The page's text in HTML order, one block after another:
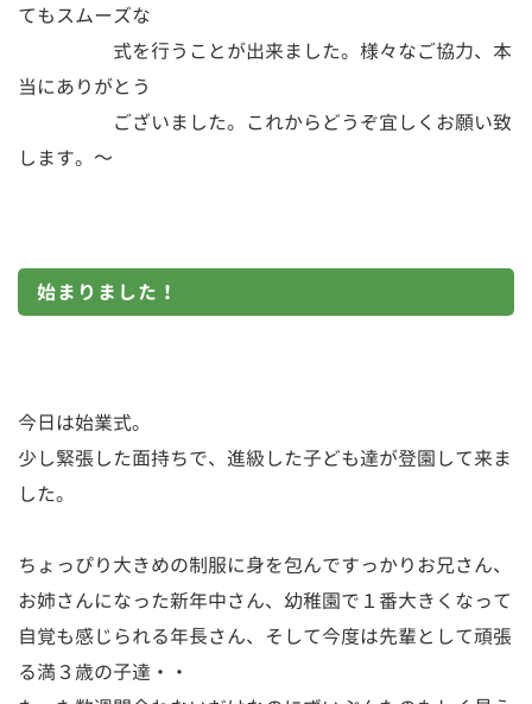
てもスムーズな
式を行うことが出来ました。様々なご協力、本
当にありがとう
ございました。これからどうぞ宜しくお願い致
します。～
始まりました！
今日は始業式。
少し緊張した面持ちで、進級した子ども達が登園して来ま
した。
ちょっぴり大きめの制服に身を包んですっかりお兄さん、
お姉さんになった新年中さん、幼稚園で１番大きくなって
自覚も感じられる年長さん、そして今度は先輩として頑張
る満３歳の子達・・